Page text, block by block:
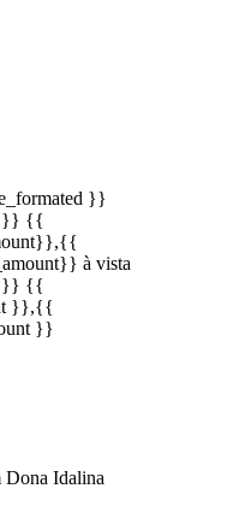
}}
}} {{
,{{
à vista
}} {{
}},{{
}}
Idalina